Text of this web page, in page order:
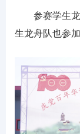
参赛学生
生龙舟队也参